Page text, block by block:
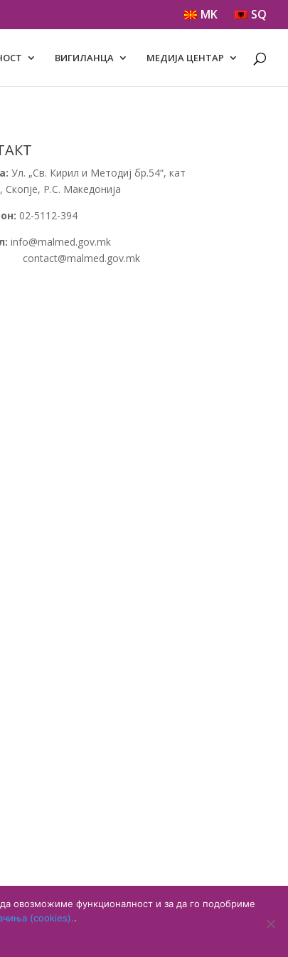
MK SQ
ВИГИЛАНЦА МЕДИЈА ЦЕНТАР
Ул. „Св. Кирил и Методиј бр.54“, кат
Скопје, Р.С. Македонија
02-5112-394
info@malmed.gov.mk
овозможиме функционалност и за да го подобриме
(cookies)..